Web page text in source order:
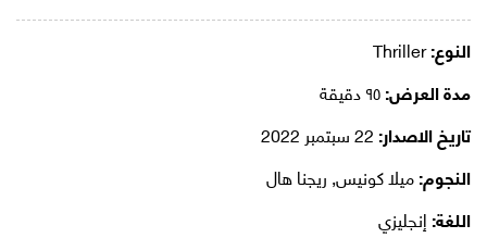
النوع:Thriller
مدة العرض:
تاريخ الاصدار:
النجوم:ميلا كونيس, ريجنا هال
اللغة:إنجليزي